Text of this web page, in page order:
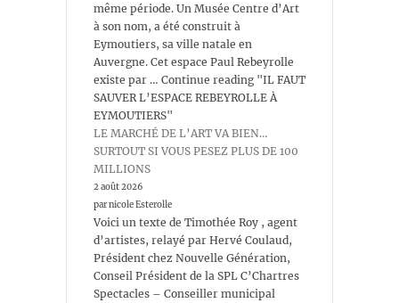
même période. Un Musée Centre d’Art
à son nom, a été construit à
Eymoutiers, sa ville natale en
Auvergne. Cet espace Paul Rebeyrolle
existe par … Continue reading "IL FAUT
SAUVER L’ESPACE REBEYROLLE À
EYMOUTIERS"
LE MARCHÉ DE L’ART VA BIEN…
SURTOUT SI VOUS PESEZ PLUS DE 100
MILLIONS
2 août 2026
par nicole Esterolle
Voici un texte de Timothée Roy , agent
d’artistes, relayé par Hervé Coulaud,
Président chez Nouvelle Génération,
Conseil Président de la SPL C’Chartres
Spectacles – Conseiller municipal